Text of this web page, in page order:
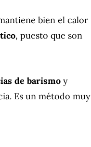
bien el calor
, puesto que son
de barismo y
Es un método muy